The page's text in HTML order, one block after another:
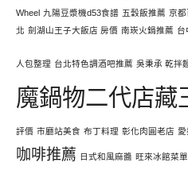
Wheel 九陽豆漿機d53食譜 五穀飯推薦 京都
北 劍湖山王子大飯店 房價 南崁火鍋推薦 台
人包整理 台北特色調酒吧推薦 吳秉承 乾拌
魔鍋物二代店藏
評價 市廳站美食 布丁料理 彰化肉圓老店 愛
咖啡推薦 日式和風麻醬 旺來冰館菜單